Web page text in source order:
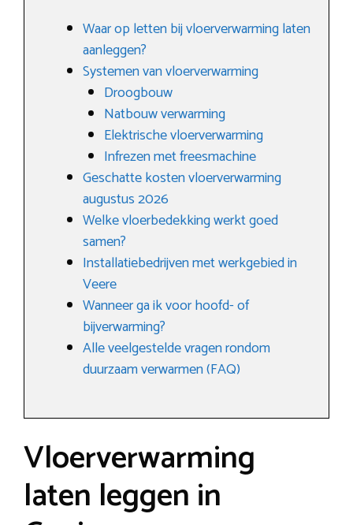
Waar op letten bij vloerverwarming laten
aanleggen?
Systemen van vloerverwarming
Droogbouw
Natbouw verwarming
Elektrische vloerverwarming
Infrezen met freesmachine
Geschatte kosten vloerverwarming
augustus 2026
Welke vloerbedekking werkt goed
samen?
Installatiebedrijven met werkgebied in
Veere
Wanneer ga ik voor hoofd- of
bijverwarming?
Alle veelgestelde vragen rondom
duurzaam verwarmen (FAQ)
Vloerverwarming
laten leggen in